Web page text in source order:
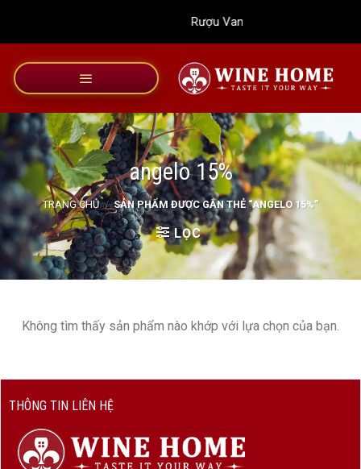
dung
Rượu Vang Wine Home
angelo 15%
TRANG CHỦ / SẢN PHẨM ĐƯỢC GẮN THẺ “ANGELO 15%”
LỌC
Không tìm thấy sản phẩm nào khớp với lựa chọn của bạn.
THÔNG TIN LIÊN HỆ